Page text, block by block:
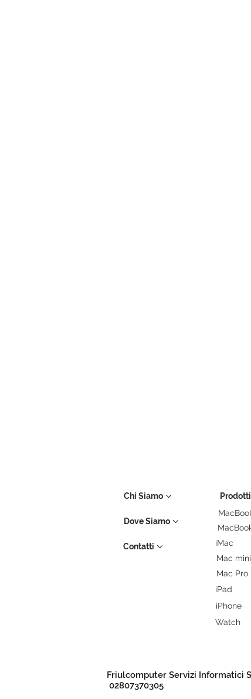
Chi Siamo
Dove Siamo
Contatti
iMac
Mac mini
Mac Pro
iPad
iPhone
Watch
Friulcomputer Servizi Informatici
02807370305